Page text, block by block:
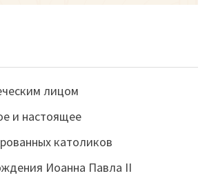
лицом
и настоящее
католиков
Иоанна Павла II